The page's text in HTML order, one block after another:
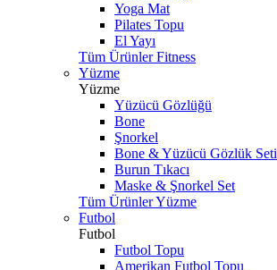
Yoga Mat
Pilates Topu
El Yayı
Tüm Ürünler Fitness
Yüzme
Yüzme
Yüzücü Gözlüğü
Bone
Şnorkel
Bone & Yüzücü Gözlük Seti
Burun Tıkacı
Maske & Şnorkel Set
Tüm Ürünler Yüzme
Futbol
Futbol
Futbol Topu
Amerikan Futbol Topu